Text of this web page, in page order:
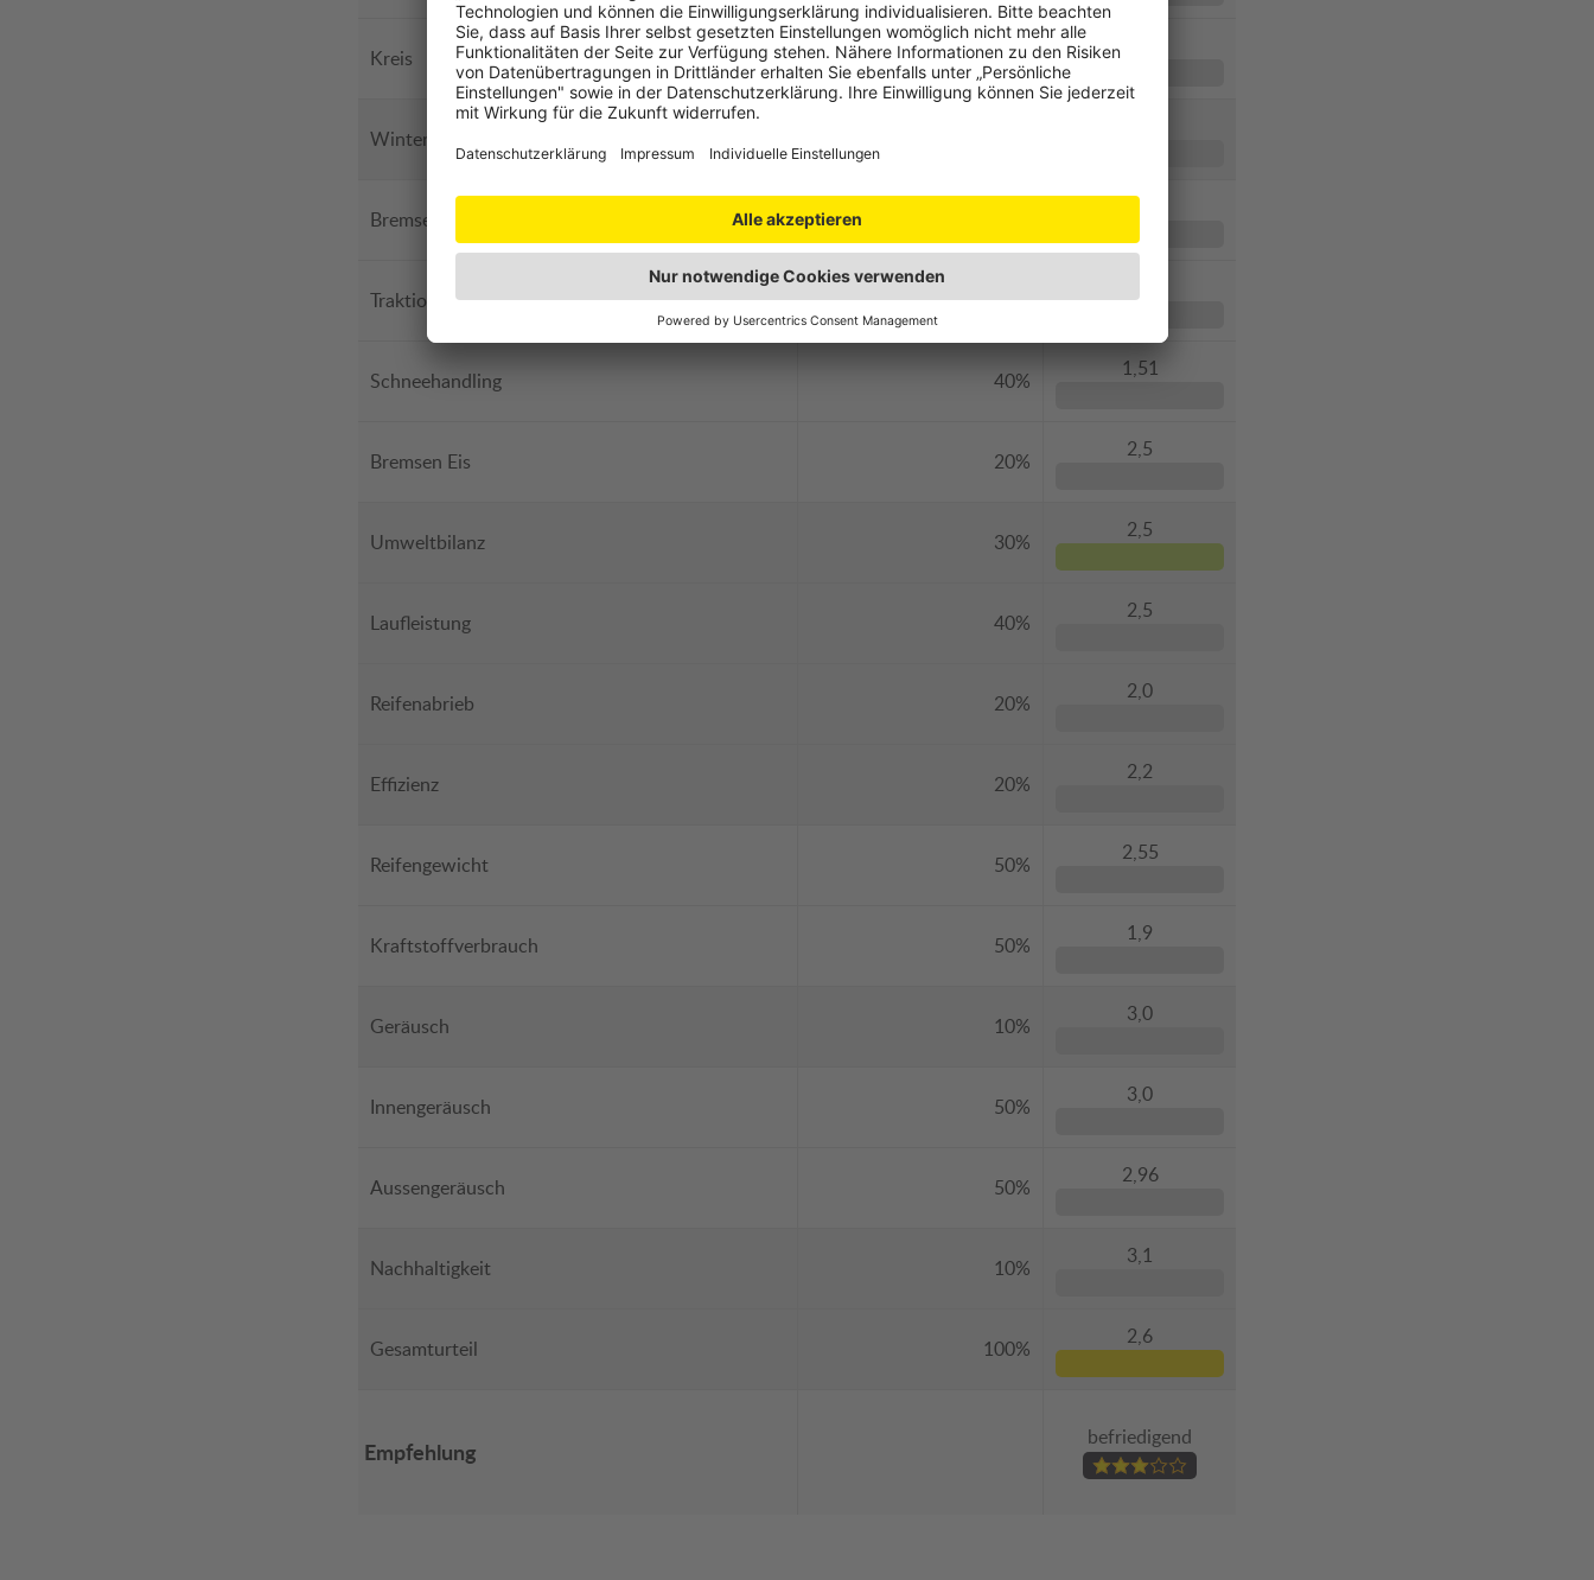
Kreis 10%
Winterliche Fahrbahn
Bremsen Schnee 2,0
Traktion Schnee 15%
Schneehandling 40% 1,51
Bremsen Eis 20% 2,5
Umweltbilanz 30% 2,5
Laufleistung 40% 2,5
Reifenabrieb 20% 2,0
Effizienz 20% 2,2
Reifengewicht 50% 2,55
Kraftstoffverbrauch 50% 1,9
Geräusch 10% 3,0
Innengeräusch 50% 3,0
Aussengeräusch 50% 2,96
Nachhaltigkeit 10% 3,1
Gesamturteil 100% 2,6
Empfehlung befriedigend